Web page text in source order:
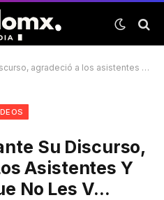
a los asistentes y aseguró que no les v…
Su Discurso,
Asistentes Y
No Les V…